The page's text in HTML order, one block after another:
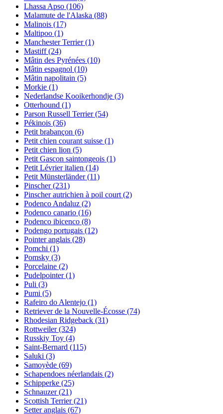
Lhassa Apso (106)
Malamute de l'Alaska (88)
Malinois (17)
Maltipoo (1)
Manchester Terrier(1)
Mastiff(24)
Mâtin des Pyrénées (10)
Mâtin espagnol (10)
Mâtin napolitain (5)
Morkie (1)
Nederlandse Kooikerhondje (3)
Otterhound (1)
Parson Russell Terrier(54)
Pékinois (36)
Petit brabançon (6)
Petit chien courant suisse (1)
Petit chien lion (5)
Petit Gascon saintongeois (1)
Petit Lévrier italien (14)
Petit Münsterländer(11)
Pinscher(231)
Pinscher autrichien à poil court (2)
Podenco Andaluz (2)
Podenco canario (16)
Podenco ibicenco (8)
Podengo portugais (12)
Pointer anglais (28)
Pomchi (1)
Pomsky (3)
Porcelaine (2)
Pudelpointer(1)
Puli (3)
Pumi (5)
Rafeiro do Alentejo (1)
Retriever de la Nouvelle-Écosse (74)
Rhodesian Ridgeback (31)
Rottweiler(324)
Russkiy Toy (4)
Saint-Bernard (115)
Saluki (3)
Samoyède (69)
Schapendoes néerlandais (2)
Schipperke (25)
Schnauzer(21)
Scottish Terrier(21)
Setter anglais (67)